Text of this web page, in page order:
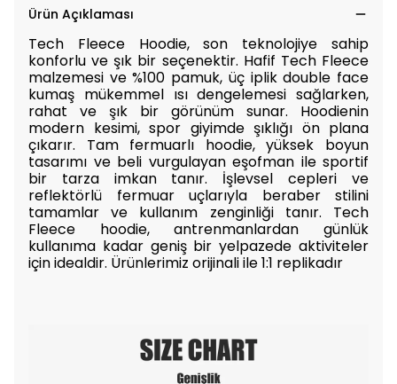
Ürün Açıklaması
Tech Fleece Hoodie, son teknolojiye sahip
konforlu ve şık bir seçenektir. Hafif Tech Fleece
malzemesi ve %100 pamuk, üç iplik double face
kumaş mükemmel ısı dengelemesi sağlarken,
rahat ve şık bir görünüm sunar. Hoodienin
modern kesimi, spor giyimde şıklığı ön plana
çıkarır. Tam fermuarlı hoodie, yüksek boyun
tasarımı ve beli vurgulayan eşofman ile sportif
bir tarza imkan tanır. İşlevsel cepleri ve
reflektörlü fermuar uçlarıyla beraber stilini
tamamlar ve kullanım zenginliği tanır. Tech
Fleece hoodie, antrenmanlardan günlük
kullanıma kadar geniş bir yelpazede aktiviteler
için idealdir. Ürünlerimiz orijinali ile 1:1 replikadır